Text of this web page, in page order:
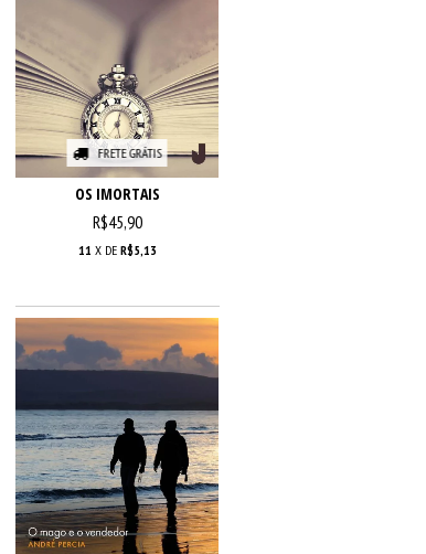
FRETE GRÁTIS
OS IMORTAIS
R$45,90
11 X DE R$5,13